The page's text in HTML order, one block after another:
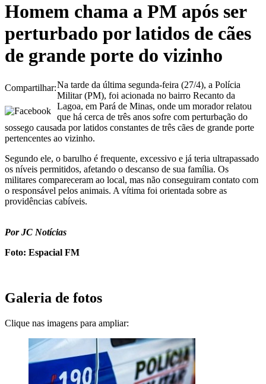
Homem chama a PM após ser
perturbado por latidos de cães
de grande porte do vizinho
Compartilhar:Na tarde da última segunda-feira (27/4), a Polícia
Militar (PM), foi acionada no bairro Recanto da
Lagoa, em Pará de Minas, onde um morador relatou
que há cerca de três anos sofre com perturbação do
sossego causada por latidos constantes de três cães de grande porte
pertencentes ao vizinho.
Segundo ele, o barulho é frequente, excessivo e já teria ultrapassado
os níveis permitidos, afetando o descanso de sua família. Os
militares compareceram ao local, mas não conseguiram contato com
o responsável pelos animais. A vítima foi orientada sobre as
providências cabíveis.
Por JC Notícias
Foto: Espacial FM
Galeria de fotos
Clique nas imagens para ampliar: